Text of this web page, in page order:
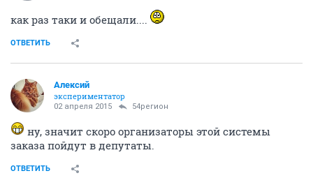
как раз таки и обещали....
ОТВЕТИТЬ
Алексий
экспериментатор
02 апреля 2015 54регион
ну, значит скоро организаторы этой системы
заказа пойдут в депутаты.
ОТВЕТИТЬ